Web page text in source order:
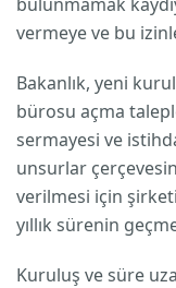
vermeye ve bu
Bakanlık, yeni
bürosu açma
sermayesi ve
unsurlar
verilmesi için
yıllık sürenin
Kuruluş ve süre